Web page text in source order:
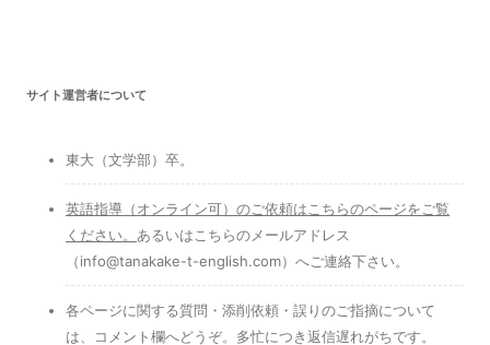
サイト運営者について
東大（文学部）卒。
英語指導（オンライン可）のご依頼はこちらのページをご覧
ください。 あるいはこちらのメールアドレス
（info@tanakake-t-english.com）へご連絡下さい。
各ページに関する質問・添削依頼・誤りのご指摘について
は、コメント欄へどうぞ。多忙につき返信遅れがちです。